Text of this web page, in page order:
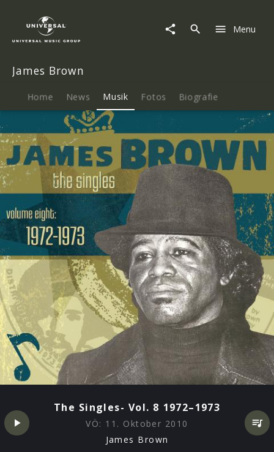
Musik
The
8
1973
Menu
James Brown
Home News Musik Fotos Biografie
The Singles- Vol. 8 1972–1973
VÖ: 11. Oktober 2010
James Brown